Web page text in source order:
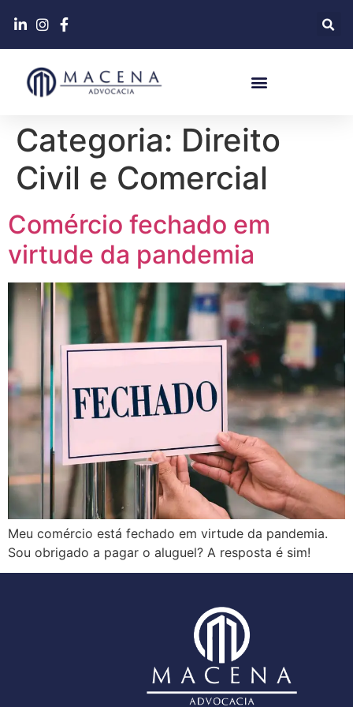
Categoria: Direito
Civil e Comercial
Comércio fechado em
virtude da pandemia
Meu comércio está fechado em virtude da pandemia.
Sou obrigado a pagar o aluguel? A resposta é sim!